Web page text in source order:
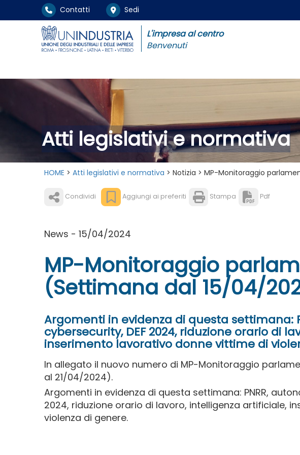
Contatti Sedi
L'impresa al centro
Benvenuti
Atti legislativi e normativa
HOME > Atti legislativi e normativa > Notizia > MP-Monitoraggio
Condividi Aggiungi ai preferiti Stampa Pdf
News - 15/04/2024
MP-Monitoraggio
(Settimana dal 15/04/
Argomenti in evidenza di questa settimana:
cybersecurity, DEF 2024, riduzione orario di
inserimento lavorativo donne vittime di
In allegato il nuovo numero di MP-Monitoraggio
al 21/04/2024).
Argomenti in evidenza di questa settimana: PNRR,
2024, riduzione orario di lavoro, intelligenza artificiale,
violenza di genere.